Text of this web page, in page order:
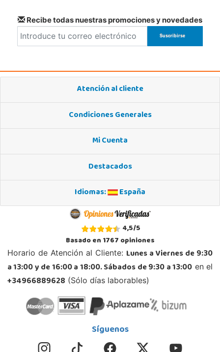
Recibe todas nuestras promociones y novedades
Atención al cliente
Condiciones Generales
Mi Cuenta
Destacados
Idiomas:
España
4,5/5
Basado en1767opiniones
Horario de Atención al Cliente: Lunes a Viernes de 9:30
a 13:00 y de 16:00 a 18:00. Sábados de 9:30 a 13:00 en el
+34966889628 (Sólo días laborables)
Síguenos